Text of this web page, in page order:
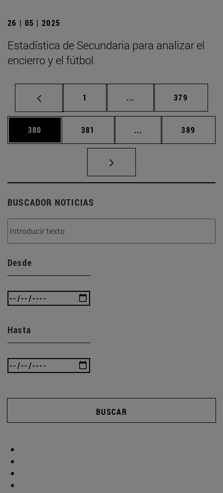
26 | 05 | 2025
Estadística de Secundaria para analizar el
encierro y el fútbol
Página
1 ... Páginas intermedias
Página
379
Página
380 Página
381 ... Páginas intermedias
Página
389
BUSCADOR NOTICIAS
Desde
Hasta
BUSCAR